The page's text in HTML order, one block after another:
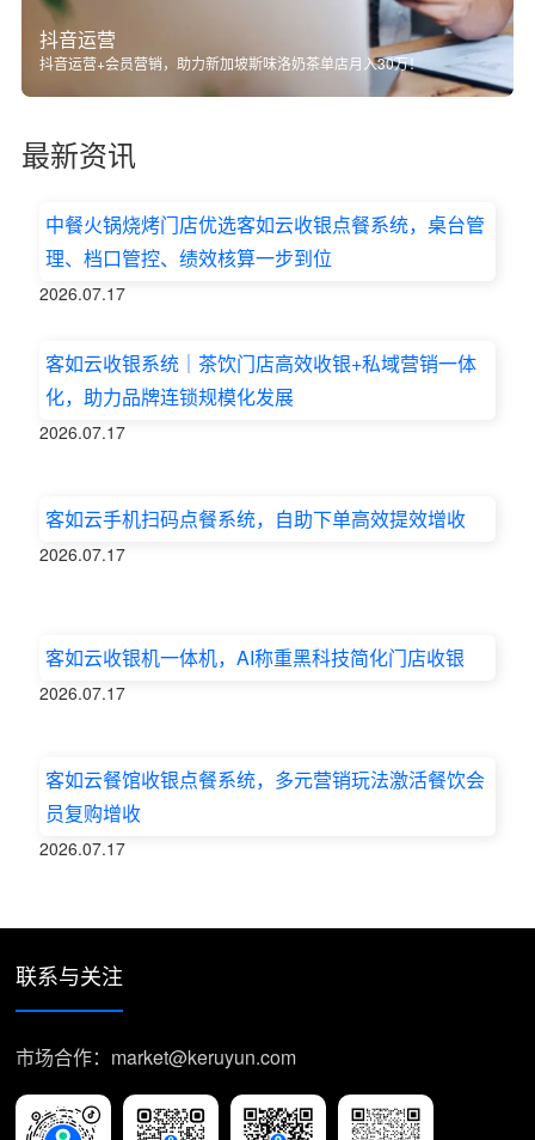
抖音运营
抖音运营+会员营销，助力新加坡斯味洛奶茶单店月入30万！
最新资讯
中餐火锅烧烤门店优选客如云收银点餐系统，桌台管
理、档口管控、绩效核算一步到位
2026.07.17
客如云收银系统｜茶饮门店高效收银+私域营销一体
化，助力品牌连锁规模化发展
2026.07.17
客如云手机扫码点餐系统，自助下单高效提效增收
2026.07.17
客如云收银机一体机，AI称重黑科技简化门店收银
2026.07.17
客如云餐馆收银点餐系统，多元营销玩法激活餐饮会
员复购增收
2026.07.17
联系与关注
市场合作：market@keruyun.com